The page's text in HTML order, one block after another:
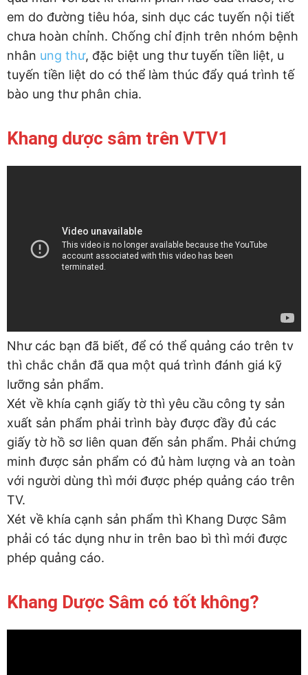
em do đường tiêu hóa, sinh dục các tuyến nội tiết
chưa hoàn chỉnh. Chống chỉ định trên nhóm bệnh
nhân ung thư, đặc biệt ung thư tuyến tiền liệt, u
tuyến tiền liệt do có thể làm thúc đẩy quá trình tế
bào ung thư phân chia.
Khang dược sâm trên VTV1
Như các bạn đã biết, để có thể quảng cáo trên tv
thì chắc chắn đã qua một quá trình đánh giá kỹ
lưỡng sản phẩm.
Xét về khía cạnh giấy tờ thì yêu cầu công ty sản
xuất sản phẩm phải trình bày được đầy đủ các
giấy tờ hồ sơ liên quan đến sản phẩm. Phải chứng
minh được sản phẩm có đủ hàm lượng và an toàn
với người dùng thì mới được phép quảng cáo trên
TV.
Xét về khía cạnh sản phẩm thì Khang Dược Sâm
phải có tác dụng như in trên bao bì thì mới được
phép quảng cáo.
Khang Dược Sâm có tốt không?